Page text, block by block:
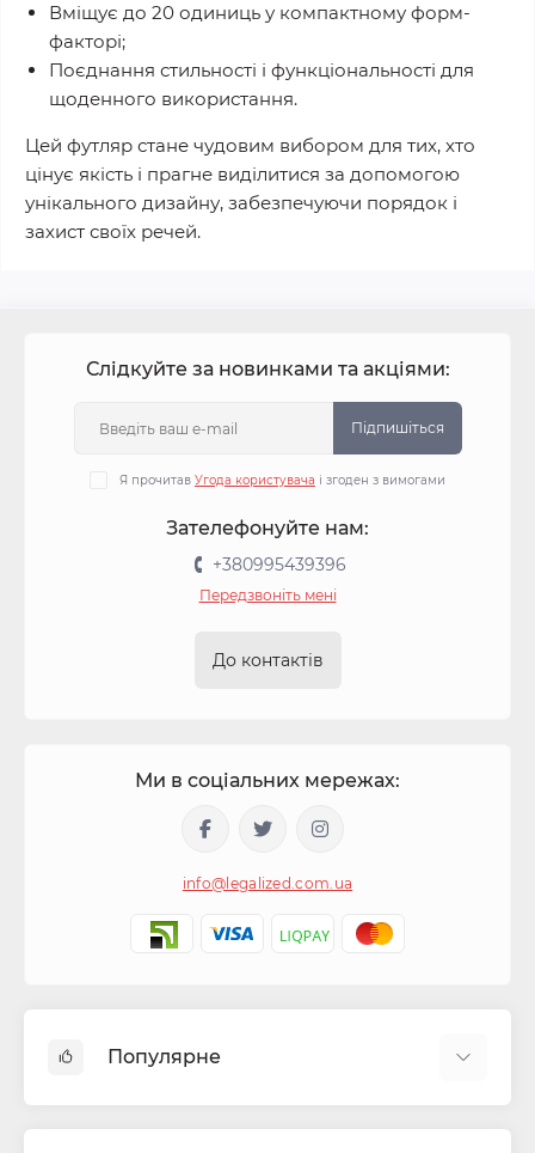
Вміщує до 20 одиниць у компактному форм-
факторі;
Поєднання стильності і функціональності для
щоденного використання.
Цей футляр стане чудовим вибором для тих, хто
цінує якість і прагне виділитися за допомогою
унікального дизайну, забезпечуючи порядок і
захист своїх речей.
Слідкуйте за новинками та акціями:
Підпишіться
Я прочитав Угода користувача і згоден з вимогами
Зателефонуйте нам:
+380995439396
Передзвоніть мені
До контактів
Ми в соціальних мережах:
info@legalized.com.ua
Популярне